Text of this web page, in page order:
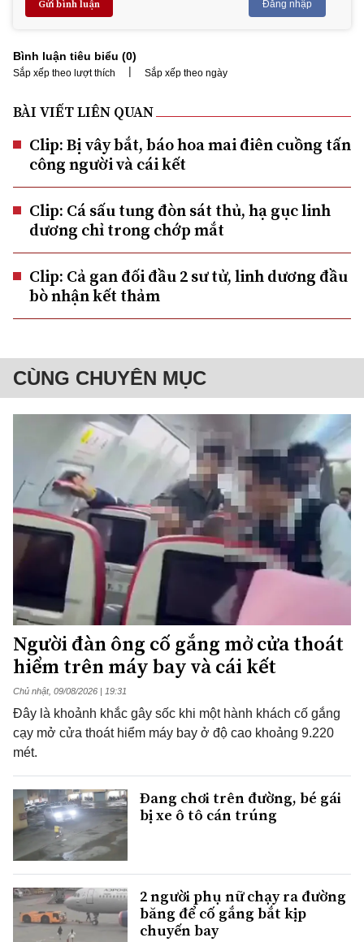
Gửi bình luận Đăng nhập
Bình luận tiêu biểu (0)
Sắp xếp theo lượt thích | Sắp xếp theo ngày
BÀI VIẾT LIÊN QUAN
Clip: Bị vây bắt, báo hoa mai điên cuồng tấn
công người và cái kết
Clip: Cá sấu tung đòn sát thủ, hạ gục linh
dương chỉ trong chớp mắt
Clip: Cả gan đối đầu 2 sư tử, linh dương đầu
bò nhận kết thảm
CÙNG CHUYÊN MỤC
Người đàn ông cố gắng mở cửa thoát
hiểm trên máy bay và cái kết
Chủ nhật, 09/08/2026 | 19:31
Đây là khoảnh khắc gây sốc khi một hành khách cố gắng
cạy mở cửa thoát hiểm máy bay ở độ cao khoảng 9.220
mét.
Đang chơi trên đường, bé gái
bị xe ô tô cán trúng
2 người phụ nữ chạy ra đường
băng để cố gắng bắt kịp
chuyến bay